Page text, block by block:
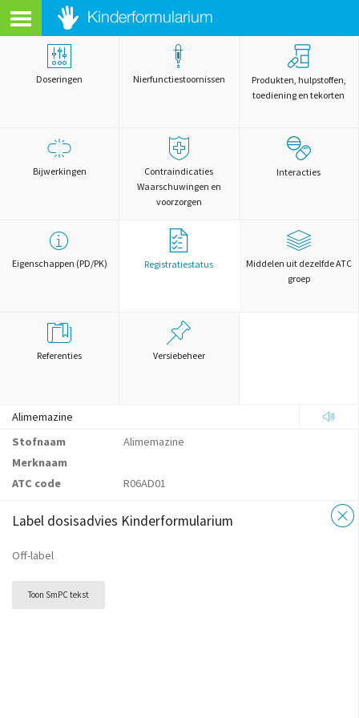
Doseringen Nierfunctiestoornissen
Produkten, hulpstoffen,
toediening en tekorten
Bijwerkingen
Contraindicaties
Waarschuwingen en
voorzorgen
Interacties
Eigenschappen (PD/PK) Registratiestatus
Middelen uit dezelfde ATC
groep
Referenties Versiebeheer
Alimemazine
Stofnaam
Alimemazine
Merknaam
ATC code
R06AD01
Label dosisadvies Kinderformularium
Off-label
Toon SmPC tekst